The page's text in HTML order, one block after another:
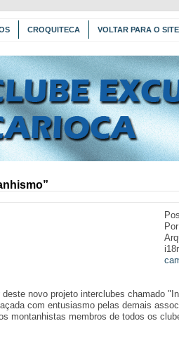
CROQUITECA VOLTAR PARA O
novo projeto interclubes chamado
com entusiasmo pelas demais
montanhistas membros de todos os